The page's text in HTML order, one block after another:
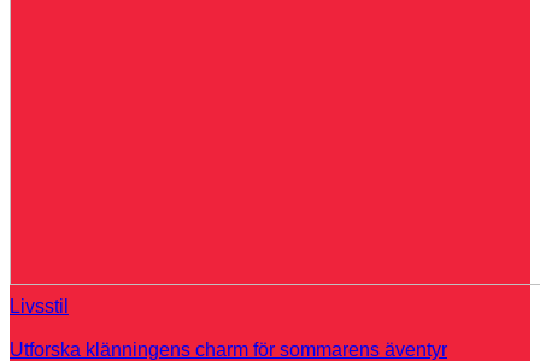
Livsstil
Utforska klänningens charm för sommarens äventyr